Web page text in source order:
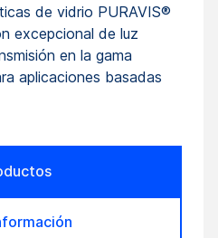
de vidrio PURAVIS®
excepcional de luz
en la gama
aplicaciones basadas